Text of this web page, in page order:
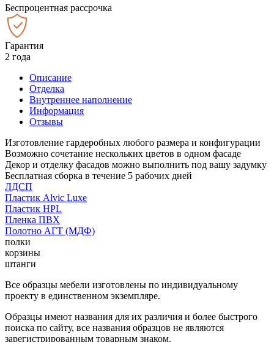
Беспроцентная рассрочка
Гарантия
2 года
Описание
Отделка
Внутреннее наполнение
Информация
Отзывы
Изготовление гардеробных любого размера и конфигурации
Возможно сочетание нескольких цветов в одном фасаде
Декор и отделку фасадов можно выполнить под вашу задумку
Бесплатная сборка в течение 5 рабочих дней
ЛДСП
Пластик Alvic Luxe
Пластик HPL
Пленка ПВХ
Полотно АГТ (МДФ)
полки
корзины
штанги
Все образцы мебели изготовлены по индивидуальному
проекту в единственном экземпляре.
Образцы имеют названия для их различия и более быстрого
поиска по сайту, все названия образцов не являются
зарегистрированным товарным знаком.